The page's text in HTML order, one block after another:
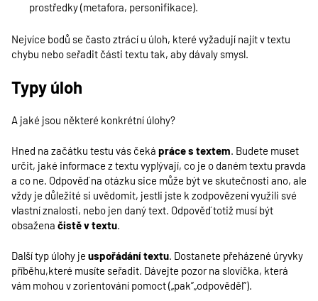
prostředky (metafora, personifikace).
Nejvíce bodů se často ztrácí u úloh, které vyžadují najít v textu
chybu nebo seřadit části textu tak, aby dávaly smysl.
Typy úloh
A jaké jsou některé konkrétní úlohy?
Hned na začátku testu vás čeká práce s textem. Budete muset
určit, jaké informace z textu vyplývají, co je o daném textu pravda
a co ne. Odpověď na otázku sice může být ve skutečnosti ano, ale
vždy je důležité si uvědomit, jestli jste k zodpovězení využili své
vlastní znalosti, nebo jen daný text. Odpověď totiž musí být
obsažena čistě v textu.
Další typ úlohy je uspořádání textu. Dostanete přeházené úryvky
příběhu,které musíte seřadit. Dávejte pozor na slovíčka, která
vám mohou v zorientování pomoct („pak”„odpověděl”).